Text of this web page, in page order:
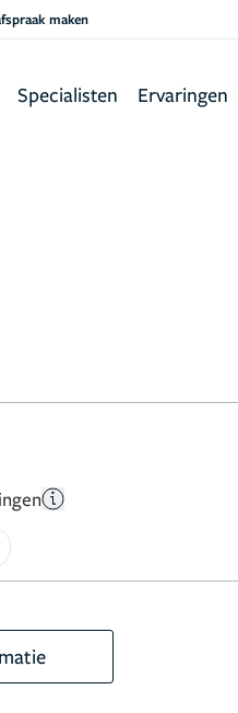
maken
Specialisten Ervaringen